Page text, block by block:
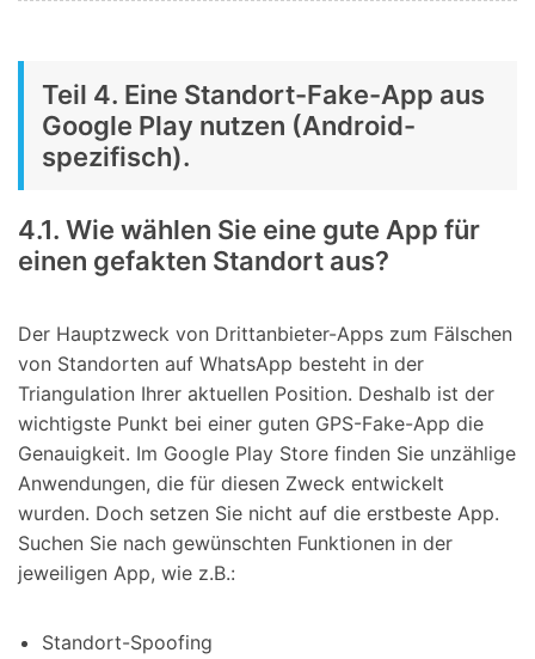
Teil 4. Eine Standort-Fake-App aus
Google Play nutzen (Android-
spezifisch).
4.1. Wie wählen Sie eine gute App für
einen gefakten Standort aus?
Der Hauptzweck von Drittanbieter-Apps zum Fälschen
von Standorten auf WhatsApp besteht in der
Triangulation Ihrer aktuellen Position. Deshalb ist der
wichtigste Punkt bei einer guten GPS-Fake-App die
Genauigkeit. Im Google Play Store finden Sie unzählige
Anwendungen, die für diesen Zweck entwickelt
wurden. Doch setzen Sie nicht auf die erstbeste App.
Suchen Sie nach gewünschten Funktionen in der
jeweiligen App, wie z.B.:
Standort-Spoofing